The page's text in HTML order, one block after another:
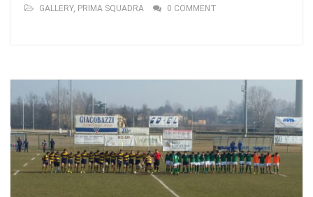
GALLERY, PRIMA SQUADRA 0 COMMENT